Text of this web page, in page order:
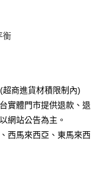
業銀行
業銀行
際商業銀行
即使用無須另外申請。
衡
超商進貨材積限制內)
實體門市提供退款、退
網站公告為主。
西馬來西亞、東馬來西